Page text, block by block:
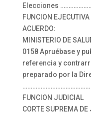
Elecciones
FUNCION EJECUTIVA
ACUERDO:
MINISTERIO DE
0158 Apruébase y
referencia y
preparado por la
FUNCION JUDICIAL
CORTE SUPREMA